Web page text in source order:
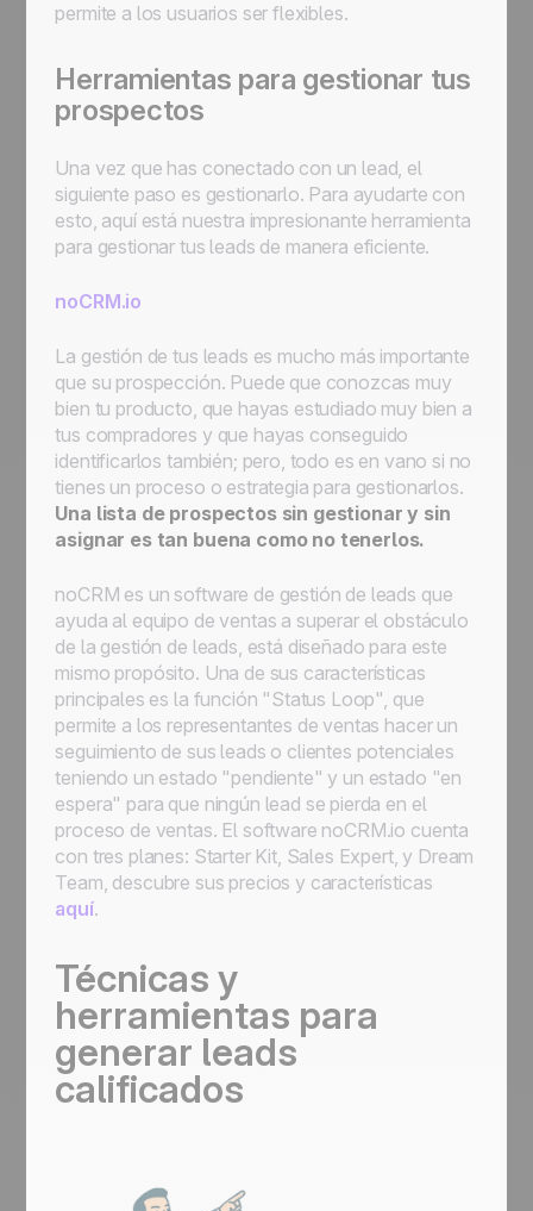
permite a los usuarios ser flexibles.
Herramientas para gestionar tus
prospectos
Una vez que has conectado con un lead, el
siguiente paso es gestionarlo. Para ayudarte con
esto, aquí está nuestra impresionante herramienta
para gestionar tus leads de manera eficiente.
noCRM.io
La gestión de tus leads es mucho más importante
que su prospección. Puede que conozcas muy
bien tu producto, que hayas estudiado muy bien a
tus compradores y que hayas conseguido
identificarlos también; pero, todo es en vano si no
tienes un proceso o estrategia para gestionarlos.
Una lista de prospectos sin gestionar y sin
asignar es tan buena como no tenerlos.
noCRM es un software de gestión de leads que
ayuda al equipo de ventas a superar el obstáculo
de la gestión de leads, está diseñado para este
mismo propósito. Una de sus características
principales es la función "Status Loop", que
permite a los representantes de ventas hacer un
seguimiento de sus leads o clientes potenciales
teniendo un estado "pendiente" y un estado "en
espera" para que ningún lead se pierda en el
proceso de ventas. El software noCRM.io cuenta
con tres planes: Starter Kit, Sales Expert, y Dream
Team, descubre sus precios y características
aquí.
Técnicas y
herramientas para
generar leads
calificados